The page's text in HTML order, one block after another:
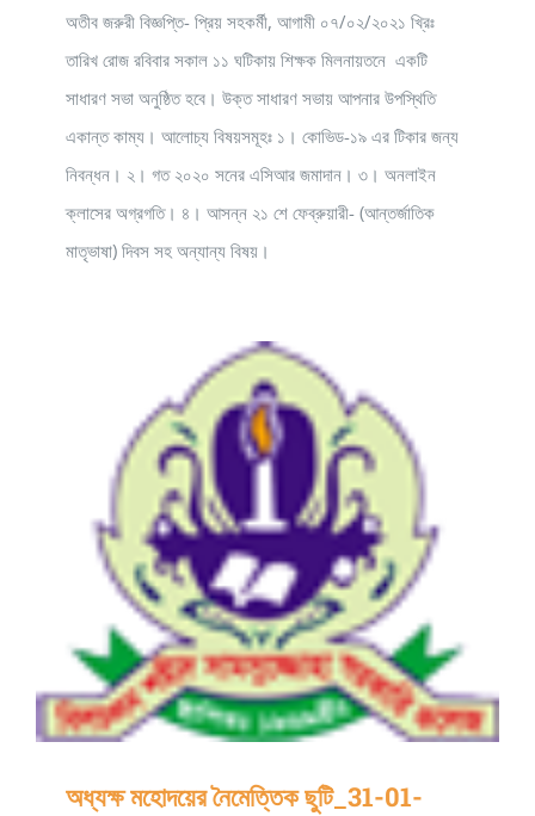
অতীব জরুরী বিজ্ঞপ্তি- প্রিয় সহকর্মী, আগামী ০৭/০২/২০২১ খ্রিঃ
তারিখ রোজ রবিবার সকাল ১১ ঘটিকায় শিক্ষক মিলনায়তনে একটি
সাধারণ সভা অনুষ্ঠিত হবে। উক্ত সাধারণ সভায় আপনার উপস্থিতি
একান্ত কাম্য। আলোচ্য বিষয়সমূহঃ ১। কোভিড-১৯ এর টিকার জন্য
নিবন্ধন। ২। গত ২০২০ সনের এসিআর জমাদান। ৩। অনলাইন
ক্লাসের অগ্রগতি। ৪। আসন্ন ২১ শে ফেব্রুয়ারী- (আন্তর্জাতিক
মাতৃভাষা) দিবস সহ অন্যান্য বিষয়।
অধ্যক্ষ মহোদয়ের নৈমেত্তিক ছুটি_31-01-